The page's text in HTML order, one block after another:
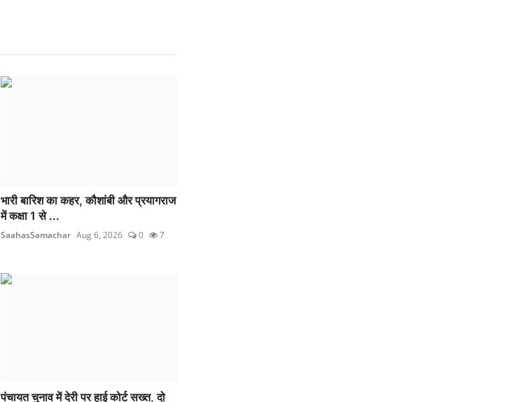
भारी बारिश का कहर, कौशांबी और प्रयागराज
में कक्षा 1 से ...
SaahasSamachar Aug 6, 2026 0 7
पंचायत चुनाव में देरी पर हाई कोर्ट सख्त, दो